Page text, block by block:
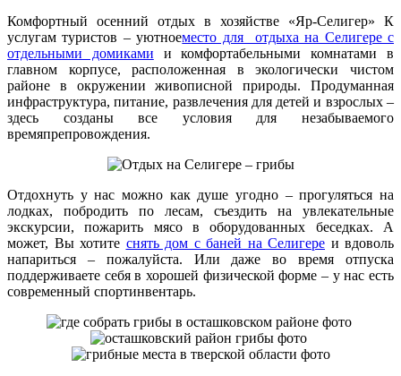
Комфортный осенний отдых в хозяйстве «Яр-Селигер» К
услугам туристов – уютноеместо для отдыха на Селигере с
отдельными домиками и комфортабельными комнатами в
главном корпусе, расположенная в экологически чистом
районе в окружении живописной природы. Продуманная
инфраструктура, питание, развлечения для детей и взрослых –
здесь созданы все условия для незабываемого
времяпрепровождения.
Отдохнуть у нас можно как душе угодно – прогуляться на
лодках, побродить по лесам, съездить на увлекательные
экскурсии, пожарить мясо в оборудованных беседках. А
может, Вы хотите снять дом с баней на Селигере и вдоволь
напариться – пожалуйста. Или даже во время отпуска
поддерживаете себя в хорошей физической форме – у нас есть
современный спортинвентарь.